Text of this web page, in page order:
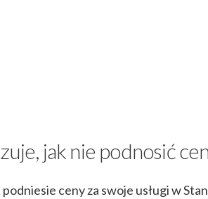
jak nie podnosić
podniesie ceny za swoje usługi w